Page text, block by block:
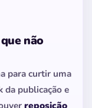
não
para curtir uma
publicação e
reposição